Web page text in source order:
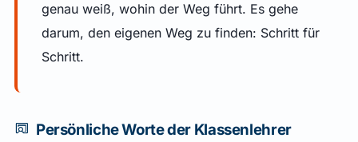
genau weiß, wohin der Weg führt. Es gehe
darum, den eigenen Weg zu finden: Schritt für
Schritt.
Persönliche Worte der Klassenlehrer